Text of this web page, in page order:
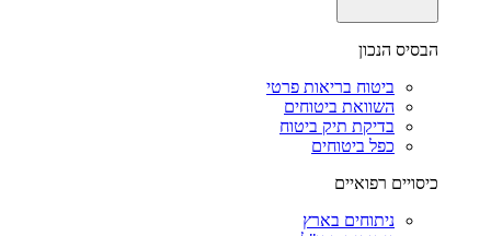
הבסיס הנכון
ביטוח בריאות פרטי
השוואת ביטוחים
בדיקת תיק ביטוח
כפל ביטוחים
כיסויים רפואיים
ניתוחים בארץ